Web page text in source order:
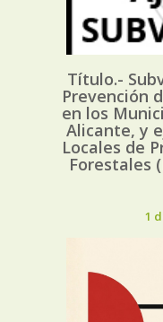
Título.-
Prevención
en los
Alicante, y
Locales de
Forestales
1